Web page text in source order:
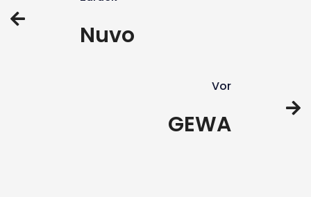
Nuvo
Vor
GEWA